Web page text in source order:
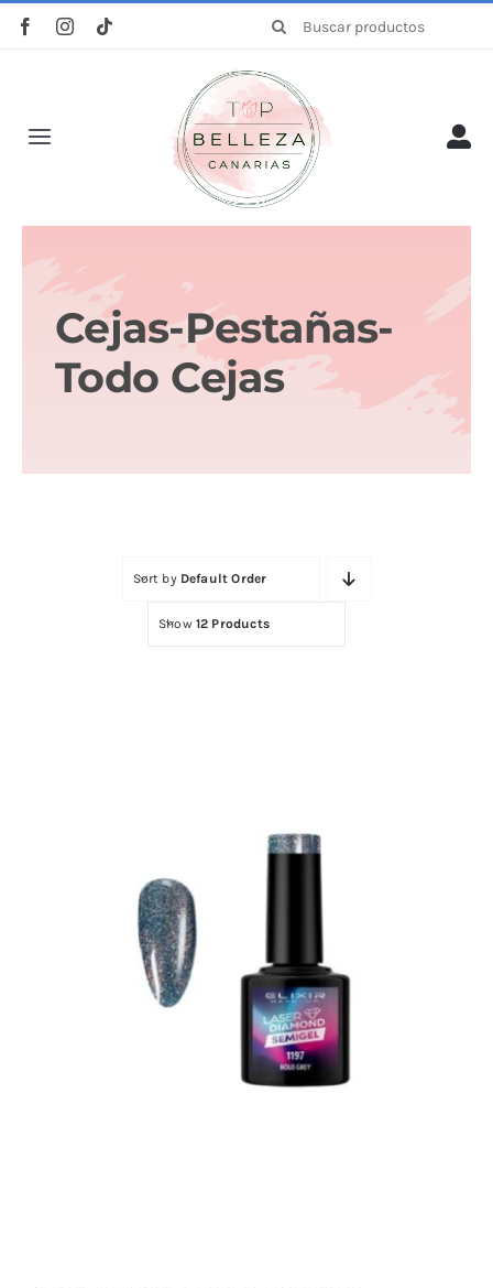
Saltar
Buscar:
Toggle
TiendaCejas-Pestañas-
Todo Cejas
Sort by Default Order
Show 12 Products
ARCO DE CEJAS PARA MAPPING